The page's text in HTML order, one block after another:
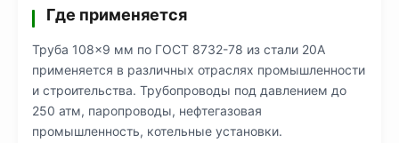
Где применяется
Труба 108×9 мм по ГОСТ 8732-78 из стали 20А
применяется в различных отраслях промышленности
и строительства. Трубопроводы под давлением до
250 атм, паропроводы, нефтегазовая
промышленность, котельные установки.